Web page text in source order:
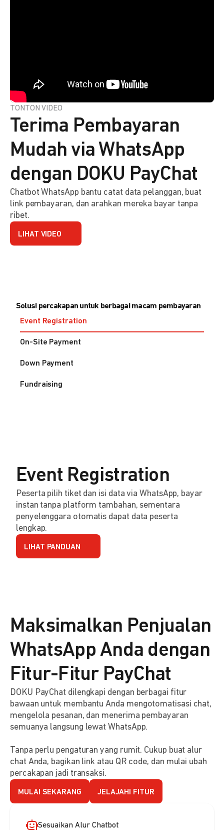
TONTON VIDEO
Terima Pembayaran
Mudah via WhatsApp
dengan DOKU PayChat
Chatbot WhatsApp bantu catat data pelanggan, buat
link pembayaran, dan arahkan mereka bayar tanpa
ribet.
LIHAT VIDEO
Solusi percakapan untuk berbagai macam pembayaran
Event Registration
On-Site Payment
Down Payment
Fundraising
Event Registration
Peserta pilih tiket dan isi data via WhatsApp, bayar
instan tanpa platform tambahan, sementara
penyelenggara otomatis dapat data peserta
lengkap.
LIHAT PANDUAN
Maksimalkan Penjualan
WhatsApp Anda dengan
Fitur-Fitur PayChat
DOKU PayChat dilengkapi dengan berbagai fitur
bawaan untuk membantu Anda mengotomatisasi chat,
mengelola pesanan, dan menerima pembayaran
semuanya langsung lewat WhatsApp.
Tanpa perlu pengaturan yang rumit. Cukup buat alur
chat Anda, bagikan link atau QR code, dan mulai ubah
percakapan jadi transaksi.
MULAI SEKARANG JELAJAHI FITUR
Sesuaikan Alur Chatbot